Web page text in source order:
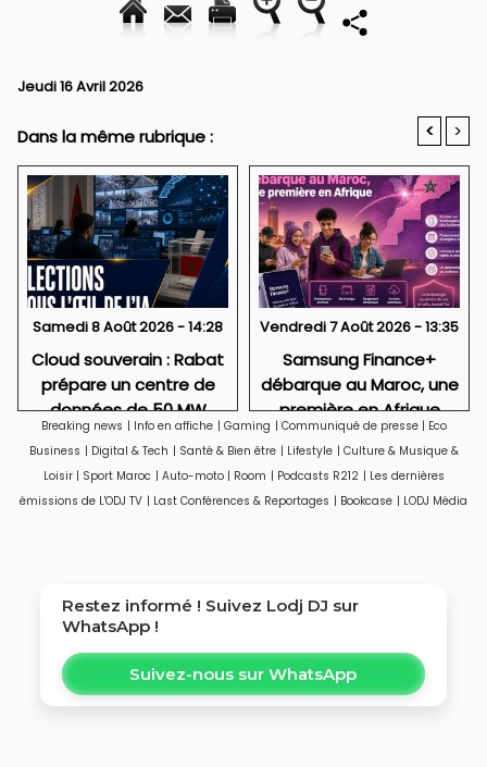
Jeudi 16 Avril 2026
Dans la même rubrique : < >
Samedi 8 Août 2026 - 14:28
Cloud souverain : Rabat
prépare un centre de
données de 50 MW
Vendredi 7 Août 2026 - 13:35
Samsung Finance+
débarque au Maroc, une
première en Afrique
Breaking news | Info en affiche | Gaming | Communiqué de presse | Eco
Business | Digital & Tech | Santé & Bien être | Lifestyle | Culture & Musique &
Loisir | Sport Maroc | Auto-moto | Room | Podcasts R212 | Les dernières
émissions de L'ODJ TV | Last Conférences & Reportages | Bookcase | LODJ Média
Restez informé ! Suivez Lodj DJ sur
WhatsApp !
Suivez-nous sur WhatsApp